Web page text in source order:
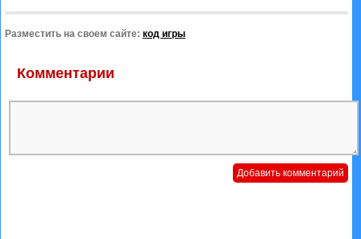
Разместить на своем сайте: код игры
Комментарии